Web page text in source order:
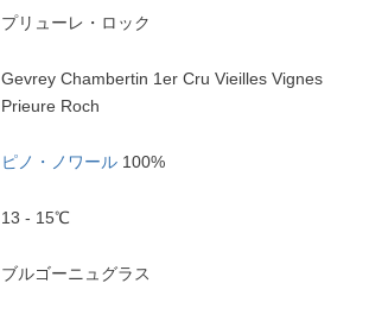
プリューレ・ロック
Gevrey Chambertin 1er Cru Vieilles Vignes
Prieure Roch
ピノ・ノワール 100%
13 - 15℃
ブルゴーニュグラス